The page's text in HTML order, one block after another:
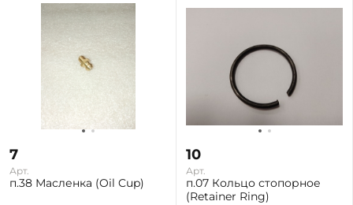
7
Арт.
п.38 Масленка (Oil Cup)
10
Арт.
п.07 Кольцо стопорное
(Retainer Ring)